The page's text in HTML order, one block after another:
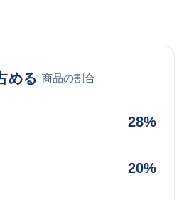
める 商品の割合
28%
20%